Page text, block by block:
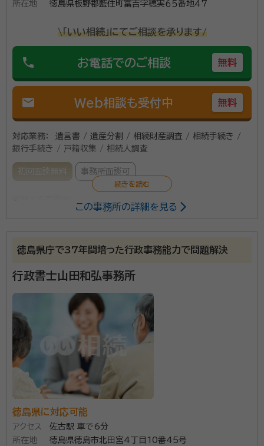
寄り添いながら対応しています。 代表の小笠原哲二は、
司法書士、土地家屋調査士、行政書士、宅地建物取引
士、ファイナンシャルプランナーなど、法律や不動産、金
銭の専門家としての資格を多数取得。豊富な知識とこれ
までの実績で、遺言や相続における手続きやトラブルに
も親身になって相談に応じてきました。 また、 同じく小
笠原が代表を務める司法書士法人小笠原合同事務所
（2007年に創業、2011年に法人化し 司法書士5名、
土地家屋調査士2名が所属）と連携し、 相談者様のお悩
ど時間をかけてじっくり安心して話ができます。 ぜひお
浜町３丁目７番１５号
所属団体： 徳島県行政書士会
所在地 徳島県板野郡藍住町富吉字穂実６５番地４７
\「いい相続」にてご相談を承ります/
phone お電話でのご相談 無料
mail Web相談も受付中 無料
対応業務：
遺言書 / 遺産分割 / 相続財産調査 / 相続手続き /
銀行手続き / 戸籍収集 / 相続人調査
初回面談無料 事務所面談可
資格等：行政書士
この事務所の詳細を見る
徳島県庁で37年間培った行政事務能力で問題解決
行政書士山田和弘事務所
徳島県に対応可能
アクセス
佐古駅 車で6分
所在地
徳島県徳島市北田宮4丁目10番45号